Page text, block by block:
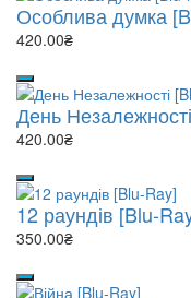
Особлива думка
420.00₴
День
420.00₴
12 раундів [Blu-
350.00₴